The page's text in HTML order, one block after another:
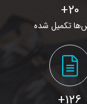
20+
تکمیل شده
126+